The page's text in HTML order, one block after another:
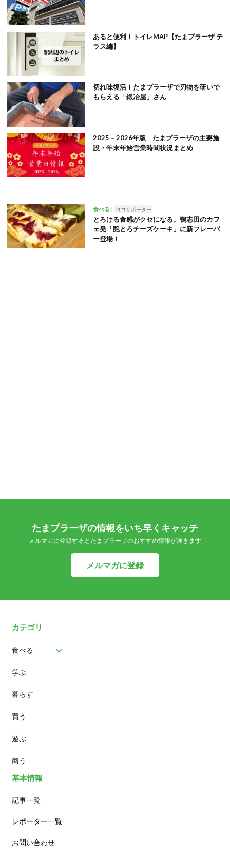
あると便利！トイレMAP【たまプラーザ テ
ラス編】
切れ味復活！たまプラーザで刃物を研いで
もらえる「鍛冶屋」さん
2025－2026年版 たまプラーザの主要施
設・年末年始営業時間状況まとめ
食べる ロコサポーター
とろける食感がクセになる。鴨志田のカフ
ェ発「艶とろチーズケーキ」に新フレーバ
ー登場！
たまプラーザの情報をいち早くキャッチ
メルマガに登録するとたまプラーザのおすすめ情報が届きます
メルマガに登録
カテゴリ
食べる
パン
スイーツ
ランチ
カフェ
学ぶ
暮らす
買う
遊ぶ
商う
基本情報
記事一覧
レポーター一覧
お問い合わせ